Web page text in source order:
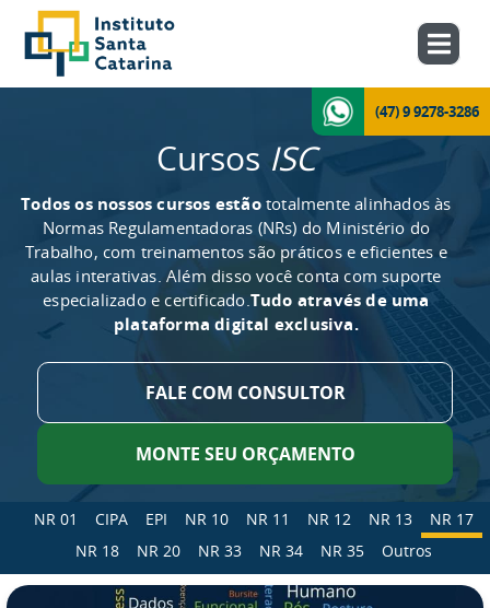
(47) 9 9278-3286
Cursos ISC
Todos os nossos cursos estãototalmente alinhados às
Normas Regulamentadoras (NRs) do Ministério do
Trabalho, com treinamentos são práticos e eficientes e
aulas interativas. Além disso você conta com suporte
especializado e certificado.Tudo através de uma
plataforma digital exclusiva.
FALE COM CONSULTOR
MONTE SEU ORÇAMENTO
NR 01 CIPA EPI NR 10 NR 11 NR 12 NR 13
NR 17
NR 18
NR 20 NR 33 NR 34 NR 35 Outros